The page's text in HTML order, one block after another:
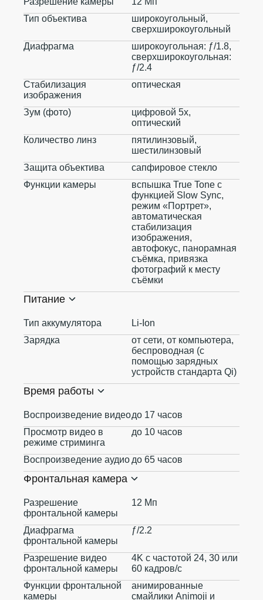
Тип объектива
широкоугольный,
сверхширокоугольный
Диафрагма
широкоугольная: ƒ/1.8,
сверхширокоугольная:
ƒ/2.4
Стабилизация
изображения
оптическая
Зум (фото)
цифровой 5x,
оптический
Количество линз
пятилинзовый,
шестилинзовый
Защита объектива
сапфировое стекло
Функции камеры
вспышка True Tone с
функцией Slow Sync,
режим «Портрет»,
автоматическая
стабилизация
изображения,
автофокус, панорамная
съёмка, привязка
фотографий к месту
съёмки
Питание
Тип аккумулятора
Li-Ion
Зарядка
от сети, от компьютера,
беспроводная (с
помощью зарядных
устройств стандарта Qi)
Время работы
Воспроизведение видеодо 17 часов
Просмотр видео в
режиме стриминга
до 10 часов
Воспроизведение аудио до 65 часов
Фронтальная камера
Разрешение
фронтальной камеры
12 Мп
Диафрагма
фронтальной камеры
ƒ/2.2
Разрешение видео
фронтальной камеры
4K с частотой 24, 30 или
60 кадров/с
Функции фронтальной
камеры
анимированные
смайлики Animoji и